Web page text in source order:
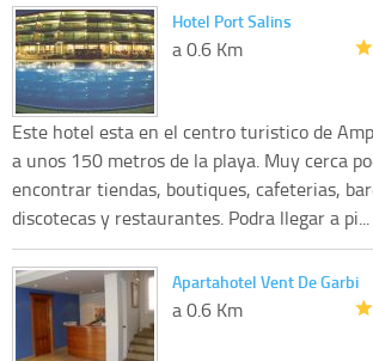
Hotel Port Salins
a 0.6 Km
Este hotel esta en el centro turistico de
a unos 150 metros de la playa. Muy cerca
encontrar tiendas, boutiques, cafeterias,
discotecas y restaurantes. Podra llegar a pi...
Apartahotel Vent De Garbi
a 0.6 Km